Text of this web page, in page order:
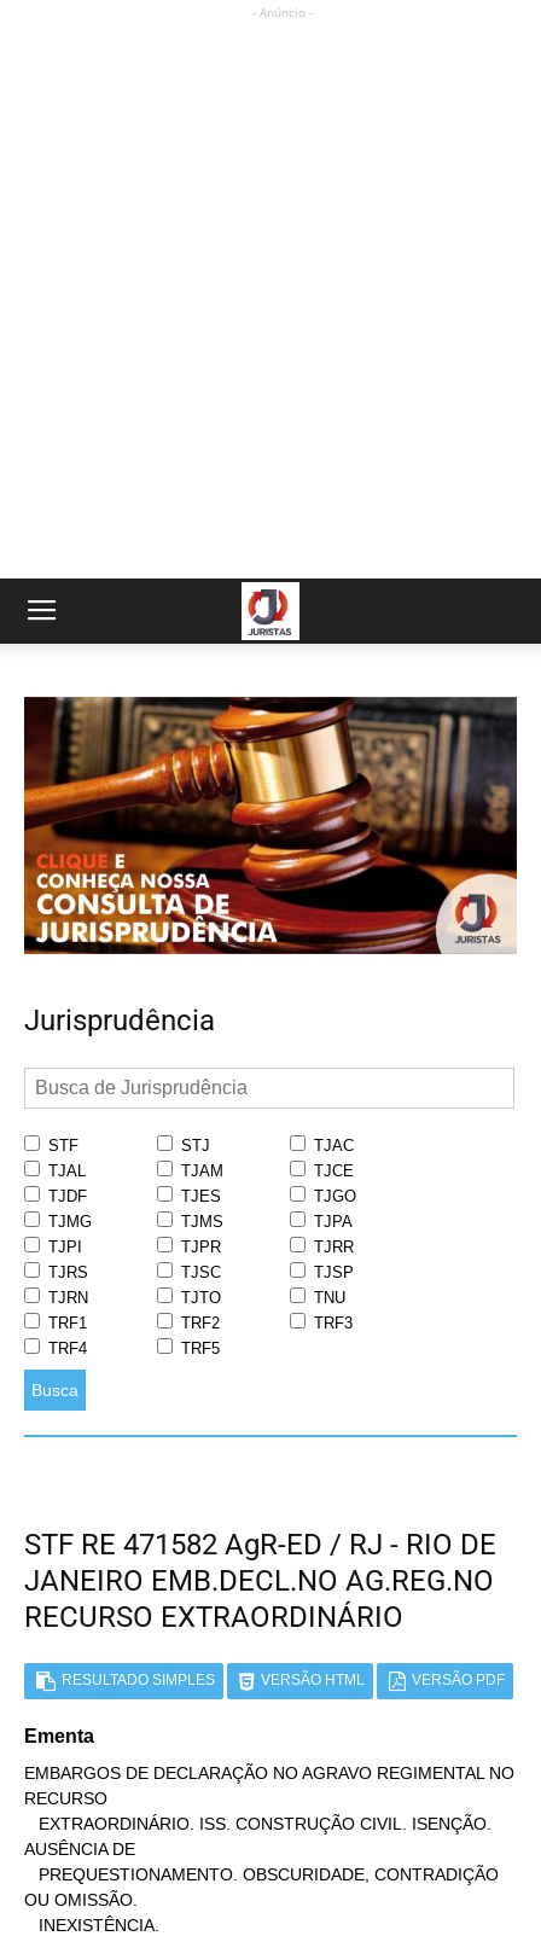
- Anúncio -
Jurisprudência
STF STJ
TJAC
TJAL
TJAM
TJCE
TJDF
TJES
TJGO
TJMG
TJMS
TJPA
TJPI
TJPR
TJRR
TJRS
TJSC
TJSP
TJRN
TJTO
TNU
TRF1
TRF2
TRF3
TRF4
TRF5
Busca
STF RE 471582 AgR-ED / RJ - RIO DE
JANEIRO EMB.DECL.NO AG.REG.NO
RECURSO EXTRAORDINÁRIO
RESULTADO SIMPLES VERSÃO HTML VERSÃO PDF
Ementa
EMBARGOS DE DECLARAÇÃO NO AGRAVO REGIMENTAL NO
RECURSO
AUSÊNCIA DE
OU OMISSÃO.